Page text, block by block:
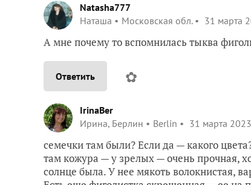
Natasha777
Наташа
Московская обл. 31 марта
А мне почему то вспомнилась тыква
Ответить ✿
IrinaBer
Ирина, Берлин
Berlin 31 марта
семечки там были? Если да — какого
там кожура — у зрелых — очень прочная,
солнце была. У нее мякоть волокнистая,